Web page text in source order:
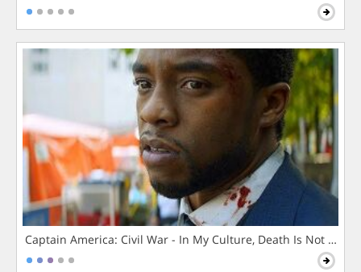
Captain America: Civil War - In My Culture, Death Is Not The